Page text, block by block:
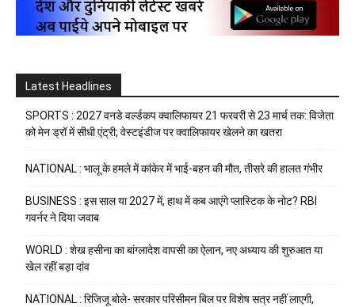
Latest Headlines
SPORTS : 2027 वनडे वर्ल्डकप क्वालिफायर 21 फरवरी से 23 मार्च तक: विजेता
को मेन ड्रॉ में सीधी एंट्री; वेस्टइंडीज पर क्वालिफायर खेलने का खतरा
NATIONAL : भालू के हमले में कांकेर में भाई-बहन की मौत, तीसरे की हालत गंभीर
BUSINESS : इस साल या 2027 में, हाथ में कब आएंगे प्लास्टिक के नोट? RBI
गवर्नर ने दिया जवाब
WORLD : शेख हसीना का बांग्लादेश वापसी का ऐलान, नए अध्याय की शुरुआत या
खेल रहीं बड़ा दांव
NATIONAL : रिजिजू बोले- सरकार परिसीमन बिल पर विशेष सत्र नहीं लाएगी,